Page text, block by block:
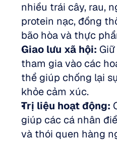
nhiều trái cây, rau,
protein nạc, đồng
bão hòa và thực
Giao lưu xã hội:
tham gia vào các
thể giúp chống lại
khỏe cảm xúc.
Trị liệu hoạt động:
giúp các cá nhân
và thói quen hàng